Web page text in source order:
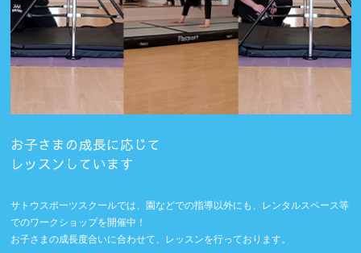
お子さまの成長に応じて
レッスンしています
サトウスポーツスクールでは、園などでの指導以外にも、レンタルスペース等
でのワークショップを開催中！
お子さまの成長度合いに合わせて、レッスンを行っております。